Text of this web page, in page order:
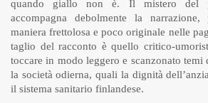
quando giallo non è. Il mistero del
accompagna debolmente la
maniera frettolosa e poco originale nelle
taglio del racconto è quello critico-
toccare in modo leggero e scanzonato temi
la società odierna, quali la dignità
il sistema sanitario finlandese.